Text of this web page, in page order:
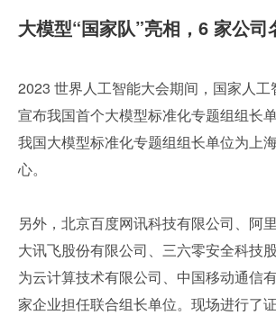
大模型“国家队”亮相，6 家公司
2023 世界人工智能大会期间，国家人工
宣布我国首个大模型标准化专题组组长
我国大模型标准化专题组组长单位为上
心。
另外，北京百度网讯科技有限公司、阿
大讯飞股份有限公司、三六零安全科技
为云计算技术有限公司、中国移动通信
家企业担任联合组长单位。现场进行了